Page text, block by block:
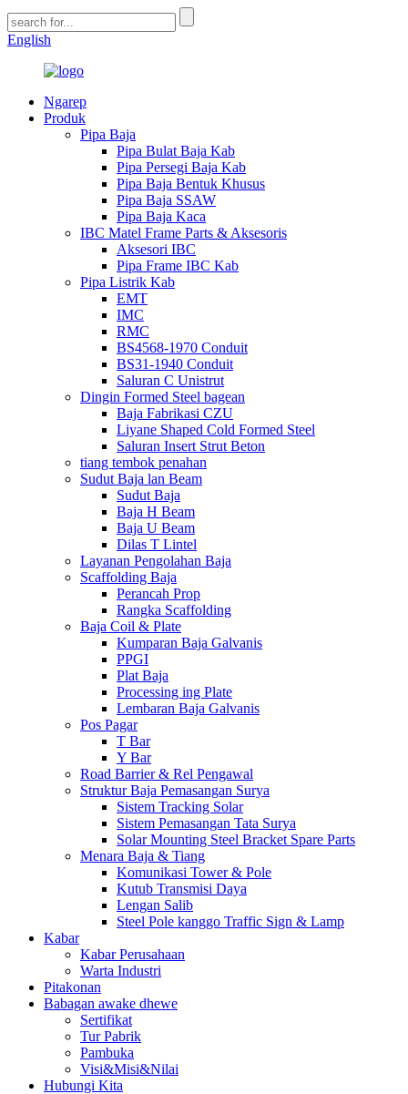
English
Ngarep
Produk
Pipa Baja
Pipa Bulat Baja Kab
Pipa Persegi Baja Kab
Pipa Baja Bentuk Khusus
Pipa Baja SSAW
Pipa Baja Kaca
IBC Matel Frame Parts & Aksesoris
Aksesori IBC
Pipa Frame IBC Kab
Pipa Listrik Kab
EMT
IMC
RMC
BS4568-1970 Conduit
BS31-1940 Conduit
Saluran C Unistrut
Dingin Formed Steel bagean
Baja Fabrikasi CZU
Liyane Shaped Cold Formed Steel
Saluran Insert Strut Beton
tiang tembok penahan
Sudut Baja lan Beam
Sudut Baja
Baja H Beam
Baja U Beam
Dilas T Lintel
Layanan Pengolahan Baja
Scaffolding Baja
Perancah Prop
Rangka Scaffolding
Baja Coil & Plate
Kumparan Baja Galvanis
PPGI
Plat Baja
Processing ing Plate
Lembaran Baja Galvanis
Pos Pagar
T Bar
Y Bar
Road Barrier & Rel Pengawal
Struktur Baja Pemasangan Surya
Sistem Tracking Solar
Sistem Pemasangan Tata Surya
Solar Mounting Steel Bracket Spare Parts
Menara Baja & Tiang
Komunikasi Tower & Pole
Kutub Transmisi Daya
Lengan Salib
Steel Pole kanggo Traffic Sign & Lamp
Kabar
Kabar Perusahaan
Warta Industri
Pitakonan
Babagan awake dhewe
Sertifikat
Tur Pabrik
Pambuka
Visi&Misi&Nilai
Hubungi Kita